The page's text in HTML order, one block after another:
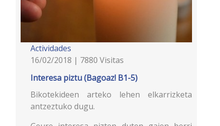
Actividades
16/02/2018 | 7880 Visitas
Interesa piztu (Bagoaz! B1-5)
Bikotekideen arteko lehen elkarrizketa
antzeztuko dugu.